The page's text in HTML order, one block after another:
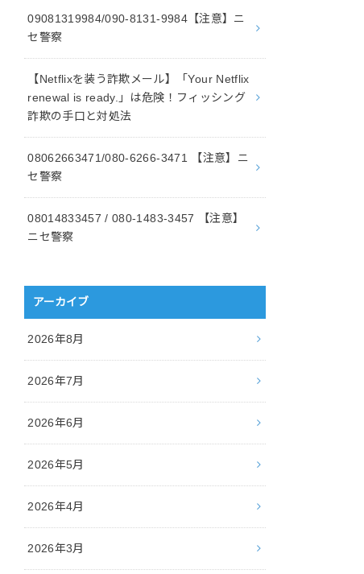
09081319984/090-8131-9984【注意】ニ
セ警察
【Netflixを装う詐欺メール】「Your Netflix
renewal is ready.」は危険！フィッシング
詐欺の手口と対処法
08062663471/080-6266-3471 【注意】ニ
セ警察
08014833457 / 080-1483-3457 【注意】
ニセ警察
アーカイブ
2026年8月
2026年7月
2026年6月
2026年5月
2026年4月
2026年3月